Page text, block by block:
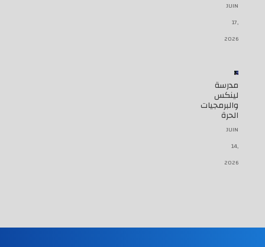
JUIN
17,
2026
مدرسة
لينكس
والبرمجيات
الحرة
JUIN
14,
2026